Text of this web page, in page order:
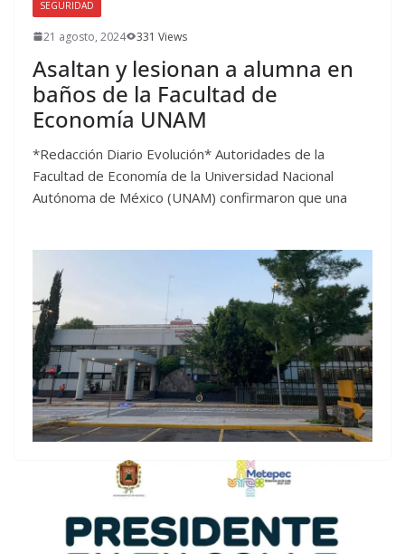
SEGURIDAD
21 agosto, 2024 331 Views
Asaltan y lesionan a alumna en
baños de la Facultad de
Economía UNAM
*Redacción Diario Evolución* Autoridades de la
Facultad de Economía de la Universidad Nacional
Autónoma de México (UNAM) confirmaron que una